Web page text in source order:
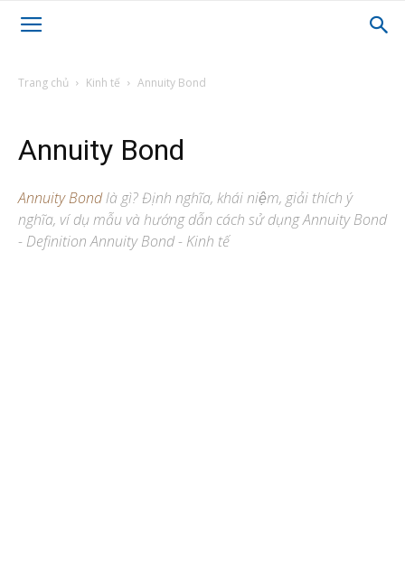
Trang chủ Kinh tế Annuity Bond
Annuity Bond
Annuity Bondlà gì? Định nghĩa, khái niệm, giải thích ý
nghĩa, ví dụ mẫu và hướng dẫn cách sử dụng Annuity Bond
- Definition Annuity Bond - Kinh tế